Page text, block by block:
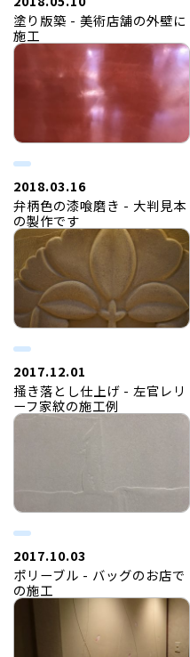
塗り版築 - 美術店舗の外壁に
施工
2018.03.16
弁柄色の漆喰磨き - 大判見本
の製作です
2017.12.01
掻き落とし仕上げ - 左官レリ
ーフ家紋の施工例
2017.10.03
ポリーブル - バッグのお店で
の施工